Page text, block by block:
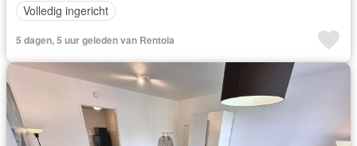
Volledig ingericht
5 dagen, 5 uur geleden van Rentola